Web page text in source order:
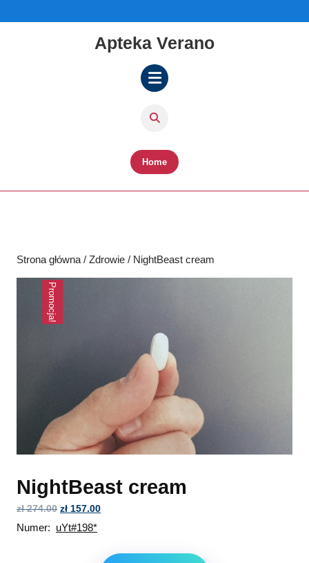
to
Apteka Verano
Button
Home
Strona główna / Zdrowie / NightBeast cream
Promocja!
NightBeast cream
zł274.00 zł 157.00
Numer: uYt#198*